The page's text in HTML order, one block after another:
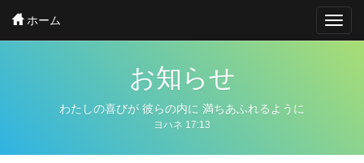
main
ホーム
お知らせ
わたしの喜びが 彼らの内に 満ちあふれるように
ヨハネ 17:13